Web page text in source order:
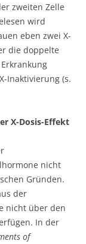
zweiten Zelle
wird
eben zwei X-
die doppelte
Inaktivierung (s.
X-Dosis-Effekt
nicht
Gründen.
der
nicht über den
In der
of